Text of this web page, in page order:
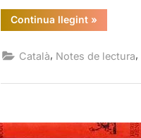
Continua llegint“La
bona
mateix,
»
Català, Notes de lectura,